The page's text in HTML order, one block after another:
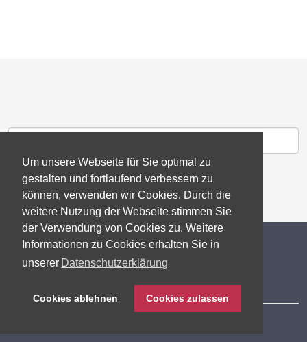
Um unsere Webseite für Sie optimal zu
gestalten und fortlaufend verbessern zu
können, verwenden wir Cookies. Durch die
weitere Nutzung der Webseite stimmen Sie
der Verwendung von Cookies zu. Weitere
Informationen zu Cookies erhalten Sie in
unserer Datenschutzerklärung
Cookies ablehnen Cookies zulassen
© 2026 gb consite GmbH
Impressum